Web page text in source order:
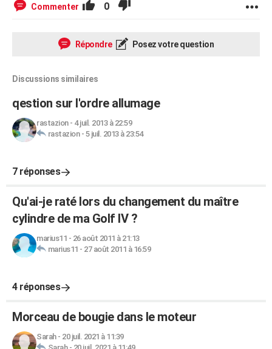
Commenter 0
Répondre Posez votre question
Discussions similaires
qestion sur l'ordre allumage
rastazion- 4 juil. 2013 à 22:59
rastazion- 5 juil. 2013 à 23:54
7 réponses
Qu'ai-je raté lors du changement du maître
cylindre de ma Golf IV ?
marius11 - 26 août 2011 à 21:13
marius11 - 27 août 2011 à 16:59
4 réponses
Morceau de bougie dans le moteur
Sarah- 20 juil. 2021 à 11:39